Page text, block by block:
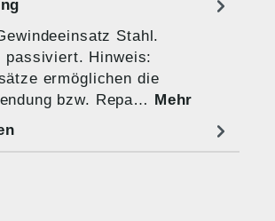
Stahl.
passiviert. Hinweis:
ermöglichen die
bzw. Repa… Mehr